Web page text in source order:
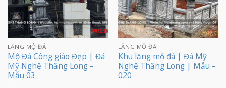
LĂNG MỘ ĐÁ
Mộ Đá Công giáo Đẹp | Đá
Mỹ Nghệ Thăng Long –
Mẫu 03
LĂNG MỘ ĐÁ
Khu lăng mộ đá | Đá Mỹ
Nghệ Thăng Long | Mẫu –
020